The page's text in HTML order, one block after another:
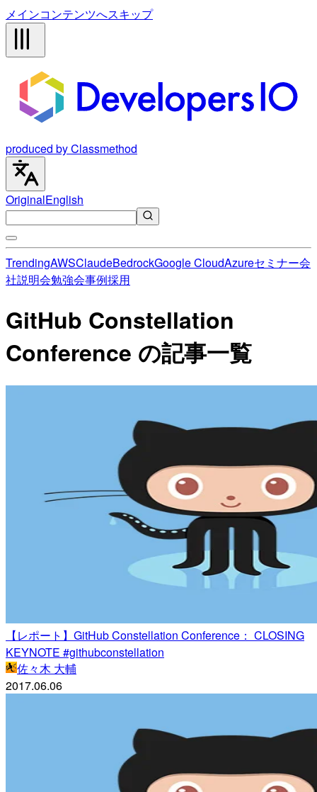
メインコンテンツへスキップ
produced by Classmethod
OriginalEnglish
TrendingAWSClaudeBedrockGoogle CloudAzureセミナー会
社説明会勉強会事例採用
GitHub Constellation
Conference の記事一覧
【レポート】GitHub Constellation Conference： CLOSING
KEYNOTE #githubconstellation
佐々木 大輔
2017.06.06